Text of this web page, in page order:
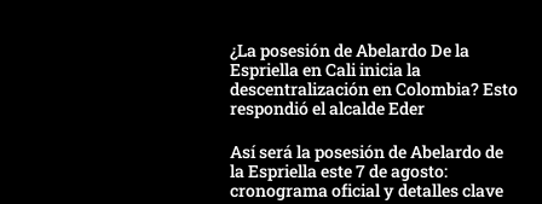
¿La posesión de Abelardo De la
Espriella en Cali inicia la
descentralización en Colombia? Esto
respondió el alcalde Eder
Así será la posesión de Abelardo de
la Espriella este 7 de agosto:
cronograma oficial y detalles clave